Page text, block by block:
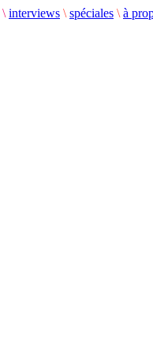
\ interviews \ spéciales \ à